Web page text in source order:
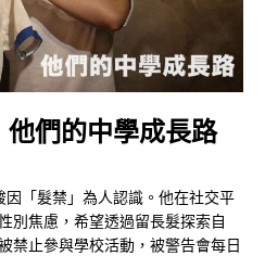
們的中學成長路
「髮禁」為人認識。他在社交平
別焦慮，希望透過留長髮探索自
禁止參與學校活動，被警告會每日